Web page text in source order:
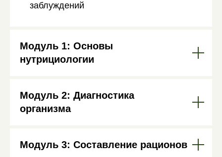
заблуждений
Модуль 1: Основы
нутрициологии
Модуль 2: Диагностика
организма
Модуль 3: Составление рационов